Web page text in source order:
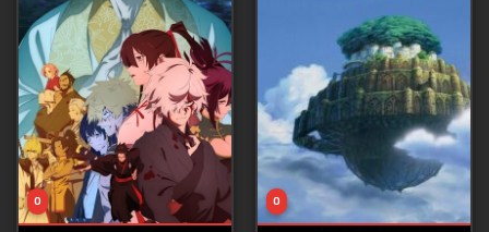
Tập 31
Tập 32
Tập 33
Tập 34
Tập 35
Tập 36
0 0